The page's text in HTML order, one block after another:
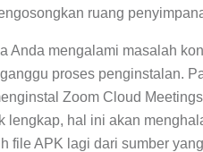
ruang
Anda mengalami masalah
proses penginstalan.
Zoom Cloud
lengkap, hal ini akan
file APK lagi dari sumber